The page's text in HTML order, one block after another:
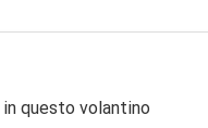
in questo volantino